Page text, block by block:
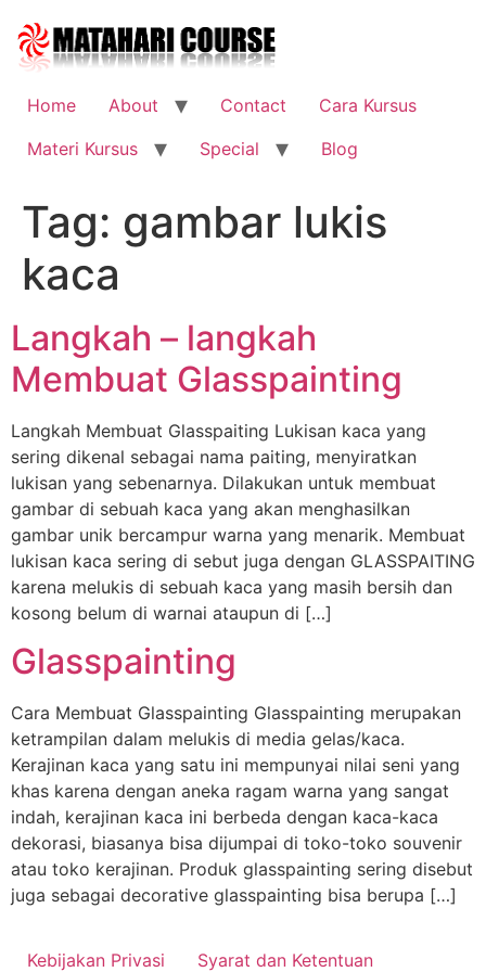
content
Home
About Contact
Cara Kursus
Materi Kursus
Special Blog
Tag: gambar lukis
kaca
Langkah – langkah
Membuat Glasspainting
Langkah Membuat Glasspaiting Lukisan kaca yang
sering dikenal sebagai nama paiting, menyiratkan
lukisan yang sebenarnya. Dilakukan untuk membuat
gambar di sebuah kaca yang akan menghasilkan
gambar unik bercampur warna yang menarik. Membuat
lukisan kaca sering di sebut juga dengan GLASSPAITING
karena melukis di sebuah kaca yang masih bersih dan
kosong belum di warnai ataupun di […]
Glasspainting
Cara Membuat Glasspainting Glasspainting merupakan
ketrampilan dalam melukis di media gelas/kaca.
Kerajinan kaca yang satu ini mempunyai nilai seni yang
khas karena dengan aneka ragam warna yang sangat
indah, kerajinan kaca ini berbeda dengan kaca-kaca
dekorasi, biasanya bisa dijumpai di toko-toko souvenir
atau toko kerajinan. Produk glasspainting sering disebut
juga sebagai decorative glasspainting bisa berupa […]
Kebijakan Privasi Syarat dan Ketentuan